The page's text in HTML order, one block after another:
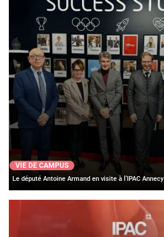
VIE DE CAMPUS
Le député Antoine Armand en visite à l’IPAC Annecy